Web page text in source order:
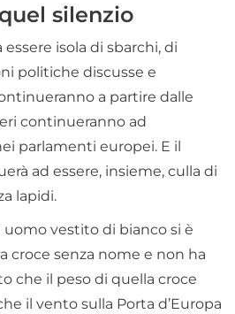
silenzio
isola di sbarchi, di
politiche discusse e
a partire dalle
continueranno ad
parlamenti europei. E il
ad essere, insieme, culla di
lapidi.
uomo vestito di bianco si è
croce senza nome e non ha
che il peso di quella croce
il vento sulla Porta d’Europa